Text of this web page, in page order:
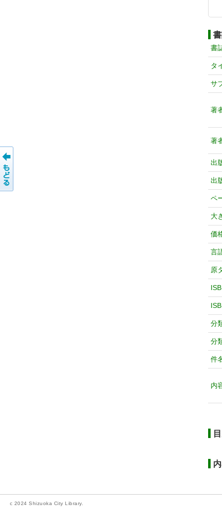
書
タ
サ
著
著
出
出
ペ
大
価
言
原
分
分
件
内
c 2024 Shizuoka City Library.